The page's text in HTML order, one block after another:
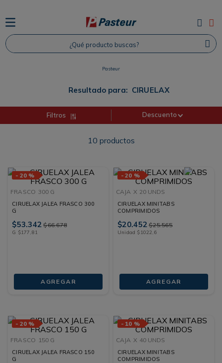
¿Qué producto buscas?
Pasteur
Resultado para: CIRUELAX
Filtros Descuento
10 productos
- 20 %
FRASCO 300 G
CIRUELAX JALEA FRASCO 300
G
$53.342 $66.678
G $177,81
AGREGAR
- 20 %
CAJA X 20 UNDS
CIRUELAX MINITABS
COMPRIMIDOS
$20.452 $25.565
Unidad $1022,6
AGREGAR
- 20 %
FRASCO 150 G
CIRUELAX JALEA FRASCO 150
G
- 10 %
CAJA X 40 UNDS
CIRUELAX MINITABS
COMPRIMIDOS
TÉRMINOS MÁS BUSCADOS
1
2. Proteina